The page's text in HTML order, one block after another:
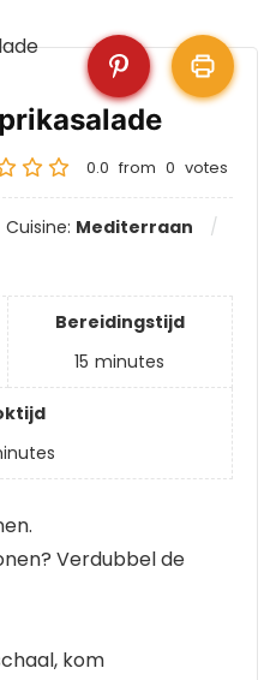
0.0 from 0 votes
Cuisine: Mediterraan
Bereidingstijd
15 minutes
Verdubbel de
kom